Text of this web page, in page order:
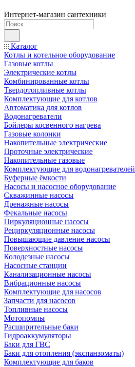
Интернет-магазин сантехники
Каталог
Котлы и котельное оборудование
Газовые котлы
Электрические котлы
Комбинированные котлы
Твердотопливные котлы
Комплектующие для котлов
Автоматика для котлов
Водонагреватели
Бойлеры косвенного нагрева
Газовые колонки
Накопительные электрические
Проточные электрические
Накопительные газовые
Комплектующие для водонагревателей
Буферные ёмкости
Насосы и насосное оборудование
Скважинные насосы
Дренажные насосы
Фекальные насосы
Циркуляционные насосы
Рециркуляционные насосы
Повышающие давление насосы
Поверхностные насосы
Колодезные насосы
Насосные станции
Канализационные насосы
Вибрационные насосы
Комплектующие для насосов
Запчасти для насосов
Топливные насосы
Мотопомпы
Расширительные баки
Гидроаккумуляторы
Баки для ГВС
Баки для отопления (экспанзоматы)
Комплектующие для баков